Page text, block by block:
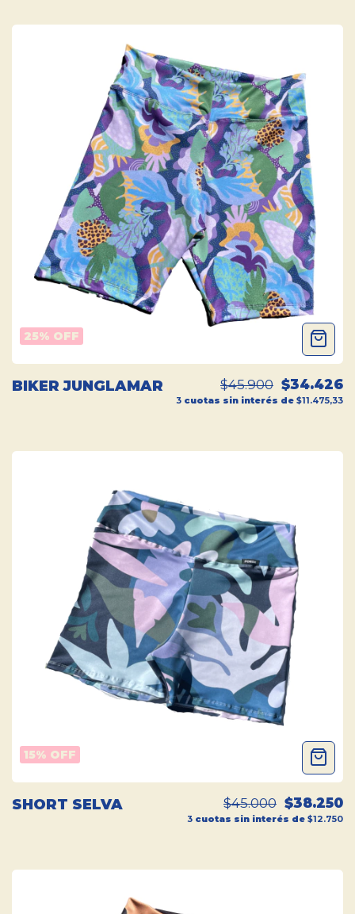
25% OFF
BIKER JUNGLAMAR $45.900 $34.426
3 cuotas sin interés de $11.475,33
15% OFF
SHORT SELVA $45.000 $38.250
3 cuotas sin interés de $12.750